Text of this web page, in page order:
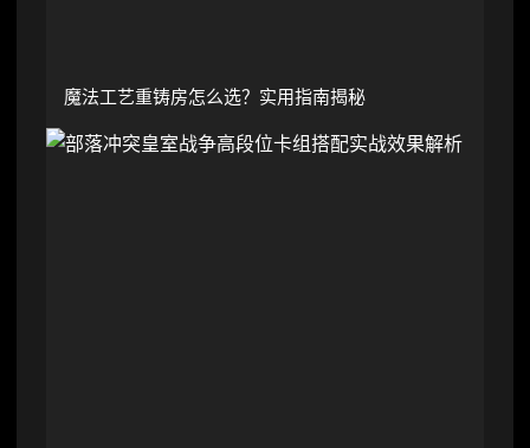
魔法工艺重铸房怎么选？实用指南揭秘